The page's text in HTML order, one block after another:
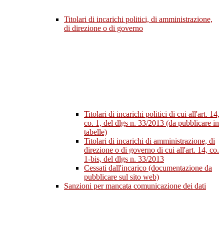
Titolari di incarichi politici, di amministrazione,
di direzione o di governo
Titolari di incarichi politici di cui all'art. 14,
co. 1, del dlgs n. 33/2013 (da pubblicare in
tabelle)
Titolari di incarichi di amministrazione, di
direzione o di governo di cui all'art. 14, co.
1-bis, del dlgs n. 33/2013
Cessati dall'incarico (documentazione da
pubblicare sul sito web)
Sanzioni per mancata comunicazione dei dati